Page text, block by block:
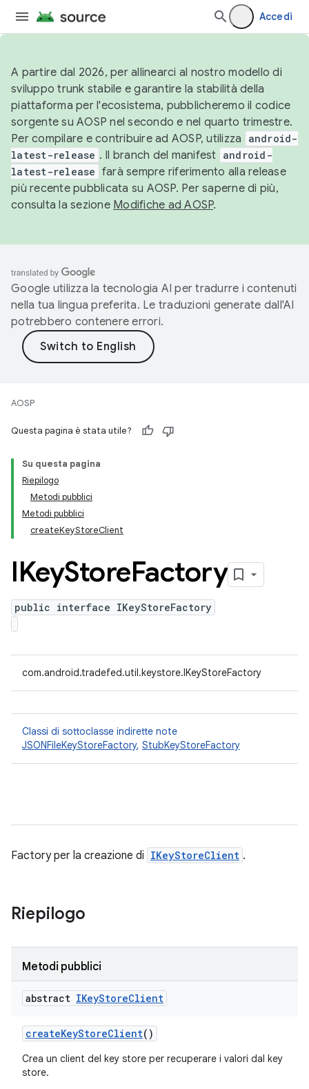
Accedi
A partire dal 2026, per allinearci al nostro modello di
sviluppo trunk stabile e garantire la stabilità della
piattaforma per l'ecosistema, pubblicheremo il codice
sorgente su AOSP nel secondo e nel quarto trimestre.
Per compilare e contribuire ad AOSP, utilizza
android-
latest-release . Il branch del manifest android-
latest-release farà sempre riferimento alla release
più recente pubblicata su AOSP. Per saperne di più,
consulta la sezione Modifiche ad AOSP.
Google utilizza la tecnologia AI per tradurre i contenuti
nella tua lingua preferita. Le traduzioni generate dall'AI
potrebbero contenere errori.
AOSP
Questa pagina è stata utile?
Su questa pagina
Riepilogo
Metodi pubblici
Metodi pubblici
createKeyStoreClient
IKeyStoreFactory
public interface IKeyStoreFactory
com.android.tradefed.util.keystore.IKeyStoreFactory
Classi di sottoclasse indirette note
JSONFileKeyStoreFactory, StubKeyStoreFactory
Factory per la creazione di IKeyStoreClient .
Riepilogo
Metodi pubblici
abstract IKeyStoreClient
createKeyStoreClient()
Crea un client del key store per recuperare i valori dal key
store.